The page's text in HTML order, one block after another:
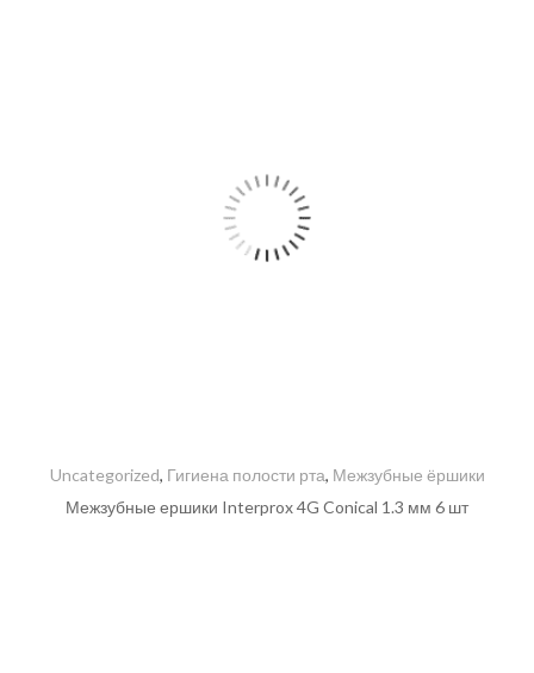
Uncategorized, Гигиена полости рта, Межзубные ёршики
Межзубные ершики Interprox 4G Conical 1.3 мм 6 шт